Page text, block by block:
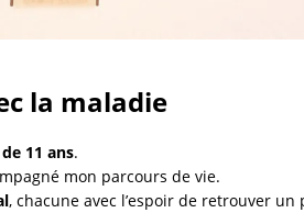
la maladie
de 11 ans.
mon parcours de vie.
, chacune avec l’espoir de retrouver